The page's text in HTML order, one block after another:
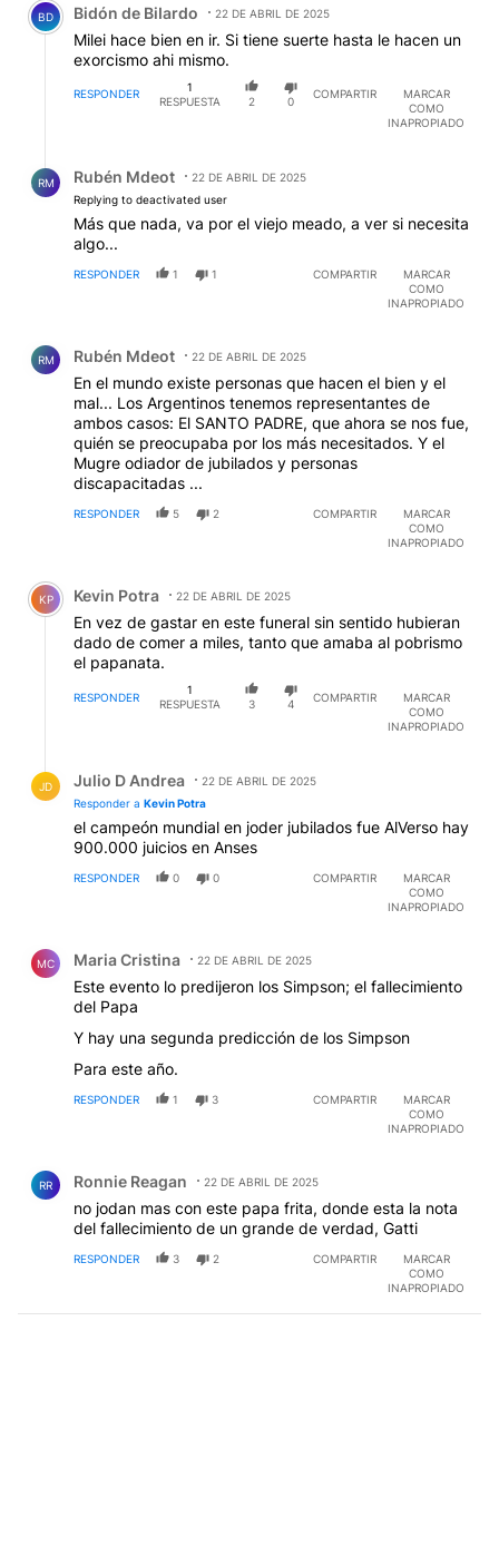
BD Bidón de BiIardo 22 DE ABRIL DE 2025
Milei hace bien en ir. Si tiene suerte hasta le hacen un
exorcismo ahi mismo.
RESPONDER
1
RESPUESTA
2 0
COMPARTIR
MARCAR
COMO
INAPROPIADO
RM Rubén Mdeot
22 DE ABRIL DE 2025
Replying to deactivated user
Más que nada, va por el viejo meado, a ver si necesita
algo...
RESPONDER 1 1 COMPARTIR
MARCAR
COMO
INAPROPIADO
RM Rubén Mdeot 22 DE ABRIL DE 2025
En el mundo existe personas que hacen el bien y el
mal... Los Argentinos tenemos representantes de
ambos casos: El SANTO PADRE, que ahora se nos fue,
quién se preocupaba por los más necesitados. Y el
Mugre odiador de jubilados y personas
discapacitadas ...
RESPONDER 5 2 COMPARTIR
MARCAR
COMO
INAPROPIADO
Comentario de Kevin Potra.
KP Kevin Potra 22 DE ABRIL DE 2025
En vez de gastar en este funeral sin sentido hubieran
dado de comer a miles, tanto que amaba al pobrismo
el papanata.
RESPONDER
1
RESPUESTA
3 4
COMPARTIR
MARCAR
COMO
INAPROPIADO
JD Julio D Andrea
22 DE ABRIL DE 2025
Responder a Kevin Potra
el campeón mundial en joder jubilados fue AlVerso hay
900.000 juicios en Anses
RESPONDER 0 0 COMPARTIR
MARCAR
COMO
INAPROPIADO
MC Maria Cristina 22 DE ABRIL DE 2025
Este evento lo predijeron los Simpson; el fallecimiento
del Papa
Y hay una segunda predicción de los Simpson
Para este año.
RESPONDER 1 3 COMPARTIR
MARCAR
COMO
INAPROPIADO
RR Ronnie Reagan 22 DE ABRIL DE 2025
no jodan mas con este papa frita, donde esta la nota
del fallecimiento de un grande de verdad, Gatti
RESPONDER 3 2 COMPARTIR
MARCAR
COMO
INAPROPIADO